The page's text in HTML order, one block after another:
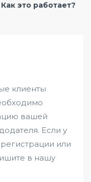
Как это работает?
клиенты
вашей
Если у
или
в нашу